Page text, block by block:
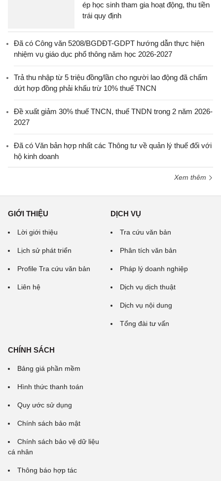
ép học sinh tham gia hoạt động, thu tiền
trái quy định
Đã có Công văn 5208/BGDĐT-GDPT hướng dẫn thực hiện
nhiệm vụ giáo dục phổ thông năm học 2026-2027
Trả thu nhập từ 5 triệu đồng/lần cho người lao động đã chấm
dứt hợp đồng phải khấu trừ 10% thuế TNCN
Đề xuất giảm 30% thuế TNCN, thuế TNDN trong 2 năm 2026-
2027
Đã có Văn bản hợp nhất các Thông tư về quản lý thuế đối với
hộ kinh doanh
Xem thêm
GIỚI THIỆU
Lời giới thiệu
Lịch sử phát triển
Profile Tra cứu văn bản
Liên hệ
DỊCH VỤ
Tra cứu văn bản
Phân tích văn bản
Pháp lý doanh nghiệp
Dịch vụ dịch thuật
Dịch vụ nội dung
Tổng đài tư vấn
CHÍNH SÁCH
Bảng giá phần mềm
Hình thức thanh toán
Quy ước sử dụng
Chính sách bảo mật
Chính sách bảo vệ dữ liệu
cá nhân
Thông báo hợp tác